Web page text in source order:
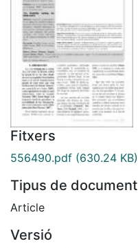
Fitxers
556490.pdf (630.24 KB)
Tipus de document
Article
Versió